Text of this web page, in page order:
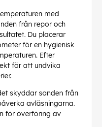
med
från repor och
Du placerar
för en hygienisk
Efter
för att undvika
skyddar sonden från
avläsningarna.
för överföring av